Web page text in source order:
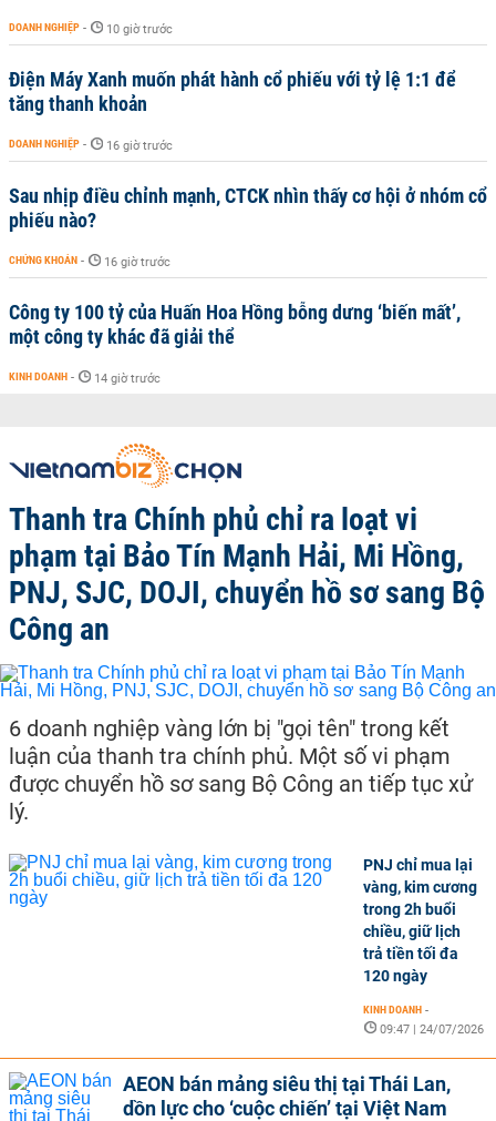
DOANH NGHIỆP - 10 giờ trước
Điện Máy Xanh muốn phát hành cổ phiếu với tỷ lệ 1:1 để
tăng thanh khoản
DOANH NGHIỆP - 16 giờ trước
Sau nhịp điều chỉnh mạnh, CTCK nhìn thấy cơ hội ở nhóm cổ
phiếu nào?
CHỨNG KHOÁN - 16 giờ trước
Công ty 100 tỷ của Huấn Hoa Hồng bỗng dưng ‘biến mất’,
một công ty khác đã giải thể
KINH DOANH - 14 giờ trước
Thanh tra Chính phủ chỉ ra loạt vi
phạm tại Bảo Tín Mạnh Hải, Mi Hồng,
PNJ, SJC, DOJI, chuyển hồ sơ sang Bộ
Công an
6 doanh nghiệp vàng lớn bị "gọi tên" trong kết
luận của thanh tra chính phủ. Một số vi phạm
được chuyển hồ sơ sang Bộ Công an tiếp tục xử
lý.
PNJ chỉ mua lại
vàng, kim cương
trong 2h buổi
chiều, giữ lịch
trả tiền tối đa
120 ngày
KINH DOANH -
09:47 | 24/07/2026
AEON bán mảng siêu thị tại Thái Lan,
dồn lực cho ‘cuộc chiến’ tại Việt Nam